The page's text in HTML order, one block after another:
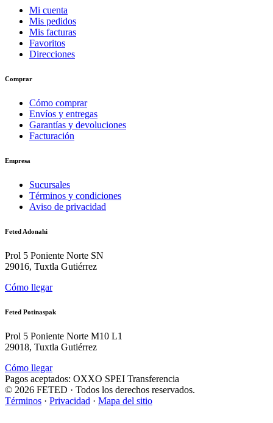
Mi cuenta
Mis pedidos
Mis facturas
Favoritos
Direcciones
Comprar
Cómo comprar
Envíos y entregas
Garantías y devoluciones
Facturación
Empresa
Sucursales
Términos y condiciones
Aviso de privacidad
Feted Adonahi
Prol 5 Poniente Norte SN
29016, Tuxtla Gutiérrez
Cómo llegar
Feted Potinaspak
Prol 5 Poniente Norte M10 L1
29018, Tuxtla Gutiérrez
Cómo llegar
Pagos aceptados: OXXO SPEI Transferencia
© 2026 FETED · Todos los derechos reservados.
Términos · Privacidad · Mapa del sitio